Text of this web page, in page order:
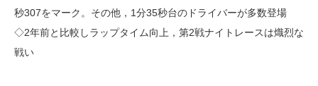
秒307をマーク。その他，1分35秒台のドライバーが多数登場
◇2年前と比較しラップタイム向上，第2戦ナイトレースは熾烈な
戦い